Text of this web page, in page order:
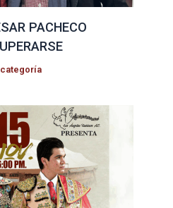
PACHECO
categoría